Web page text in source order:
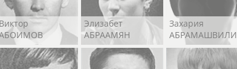
Виктор
Элизабет
АБРААМЯН
Захария
АБРАМАШВИЛИ